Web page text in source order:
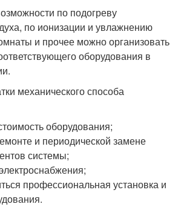
по подогреву
по ионизации и увлажнению
и прочее можно организовать
оборудования в
механического способа
оборудования;
и периодической замене
системы;
профессиональная установка и